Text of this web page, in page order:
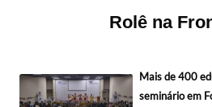
Rolê na
Mais de 400
seminário em